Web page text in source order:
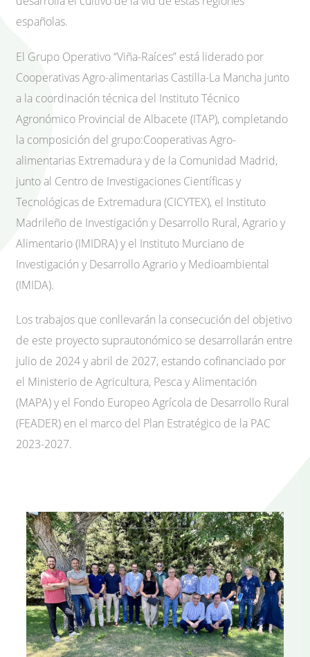
españolas.
El Grupo Operativo “Viña-Raíces” está liderado por
Cooperativas Agro-alimentarias Castilla-La Mancha junto
a la coordinación técnica del Instituto Técnico
Agronómico Provincial de Albacete (ITAP), completando
la composición del grupo:Cooperativas Agro-
alimentarias Extremadura y de la Comunidad Madrid,
junto al Centro de Investigaciones Científicas y
Tecnológicas de Extremadura (CICYTEX), el Instituto
Madrileño de Investigación y Desarrollo Rural, Agrario y
Alimentario (IMIDRA) y el Instituto Murciano de
Investigación y Desarrollo Agrario y Medioambiental
(IMIDA).
Los trabajos que conllevarán la consecución del objetivo
de este proyecto suprautonómico se desarrollarán entre
julio de 2024 y abril de 2027, estando cofinanciado por
el Ministerio de Agricultura, Pesca y Alimentación
(MAPA) y el Fondo Europeo Agrícola de Desarrollo Rural
(FEADER) en el marco del Plan Estratégico de la PAC
2023-2027.